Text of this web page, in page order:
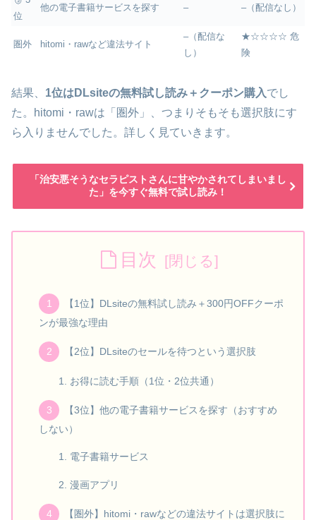
位
他の電子書籍サービスを探す – –（配信なし）
圏外 hitomi・rawなど違法サイト
–（配信な
し）
★☆☆☆☆ 危
険
結果、 1位はDLsiteの無料試し読み＋クーポン購入でし
た。hitomi・rawは「圏外」、つまりそもそも選択肢にす
ら入りませんでした。詳しく見ていきます。
「治安悪そうなセラピストさんに甘やかされてしまいまし
た」を今すぐ無料で試し読み！
目次
【1位】DLsiteの無料試し読み＋300円OFFクーポ
ンが最強な理由
【2位】DLsiteのセールを待つという選択肢
お得に読む手順（1位・2位共通）
【3位】他の電子書籍サービスを探す（おすすめ
しない）
電子書籍サービス
漫画アプリ
【圏外】hitomi・rawなどの違法サイトは選択肢に